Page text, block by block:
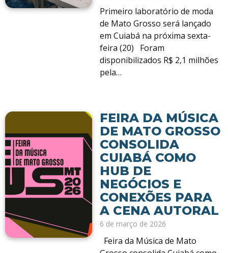
Primeiro laboratório de moda
de Mato Grosso será lançado
em Cuiabá na próxima sexta-
feira (20) Foram
disponibilizados R$ 2,1 milhões
pela…
FEIRA DA MÚSICA
DE MATO GROSSO
CONSOLIDA
CUIABÁ COMO
HUB DE
NEGÓCIOS E
CONEXÕES PARA
A CENA AUTORAL
6 de março de 2026
Feira da Música de Mato